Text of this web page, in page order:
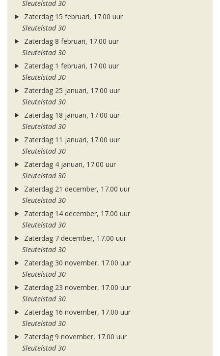
Sleutelstad 30
Zaterdag 15 februari, 17.00 uur
Sleutelstad 30
Zaterdag 8 februari, 17.00 uur
Sleutelstad 30
Zaterdag 1 februari, 17.00 uur
Sleutelstad 30
Zaterdag 25 januari, 17.00 uur
Sleutelstad 30
Zaterdag 18 januari, 17.00 uur
Sleutelstad 30
Zaterdag 11 januari, 17.00 uur
Sleutelstad 30
Zaterdag 4 januari, 17.00 uur
Sleutelstad 30
Zaterdag 21 december, 17.00 uur
Sleutelstad 30
Zaterdag 14 december, 17.00 uur
Sleutelstad 30
Zaterdag 7 december, 17.00 uur
Sleutelstad 30
Zaterdag 30 november, 17.00 uur
Sleutelstad 30
Zaterdag 23 november, 17.00 uur
Sleutelstad 30
Zaterdag 16 november, 17.00 uur
Sleutelstad 30
Zaterdag 9 november, 17.00 uur
Sleutelstad 30